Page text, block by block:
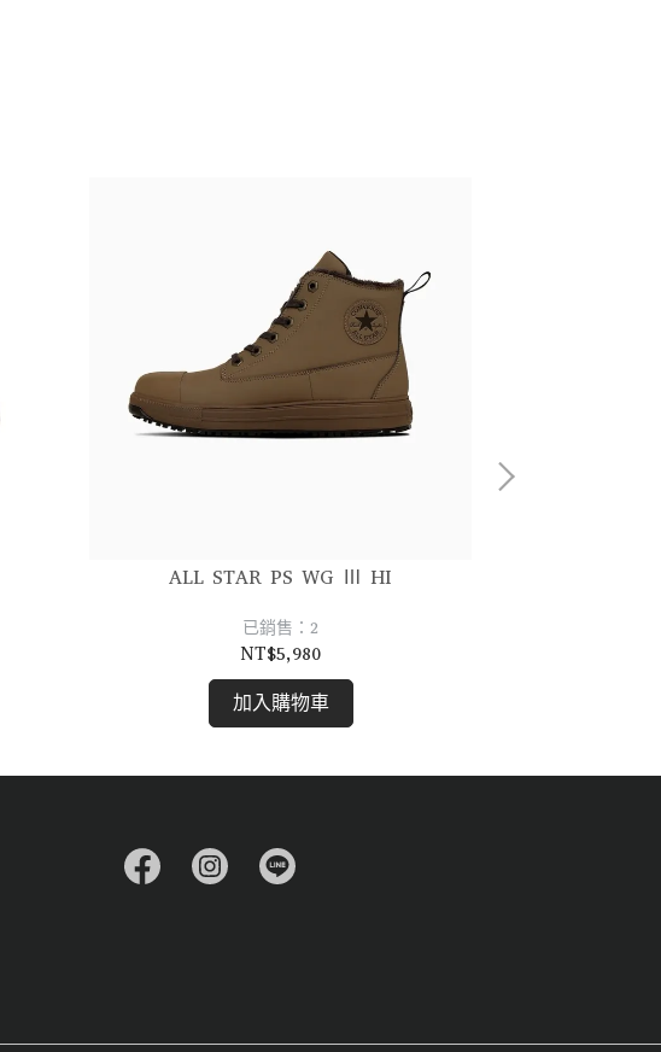
ALL STAR PS WG Ⅲ HI
已銷售：2
NT$5,980
加入購物車